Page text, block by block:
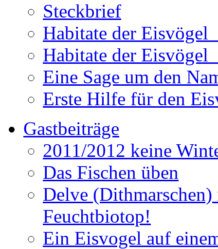
Steckbrief
Habitate der
Habitate der
Eine Sage um den
Erste Hilfe für den
Gastbeiträge
2011/2012 keine
Das Fischen üben
Delve
Feuchtbiotop!
Ein Eisvogel auf